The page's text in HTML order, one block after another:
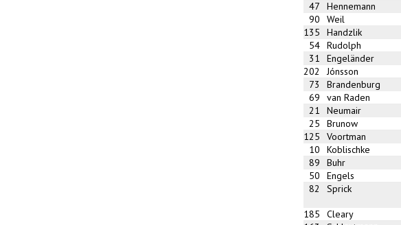
47
Hennemann
90
Weil
135
Handzlik
54 Rudolph
31
Engeländer
202
Jónsson
73
Brandenburg
69
van Raden
21
Neumair
25
Brunow
125
Voortman
10
Koblischke
89
Buhr
50
Engels
82
Sprick
185 Cleary